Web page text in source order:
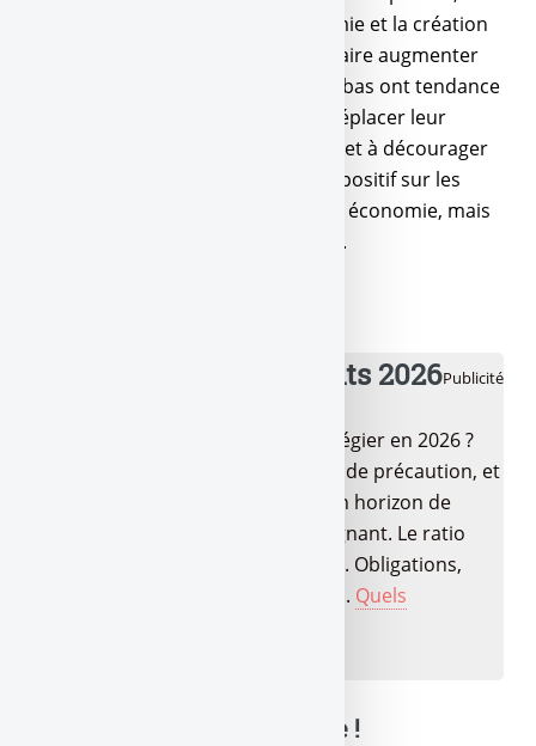
qui serait bénéfique pour l’économie et la création
d’emplois, mais avec le risque de faire augmenter
l’inflation. Des taux d’intérêts plus bas ont tendance
à encourager les investisseurs à déplacer leur
capital vers des actifs plus risqués et à décourager
l’épargne. Ceci peut avoir un effet positif sur les
actions et les indices au sein d’une économie, mais
avoir un effet négatif sur sa devise.
Publicité
💰 Meilleurs placements 2026
Quels sont les placements à privilégier en 2026 ?
LEP, Livret A/LDDS pour l’épargne de précaution, et
pour la suite ? Tout dépend de ton horizon de
placement et de ton profil d’épargnant. Le ratio
rendement/risque passé au crible. Obligations,
fonds datés, produits structurés,... Quels
🔍 Balance ta note mon pote !